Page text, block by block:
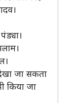
जा सकता
किया जा